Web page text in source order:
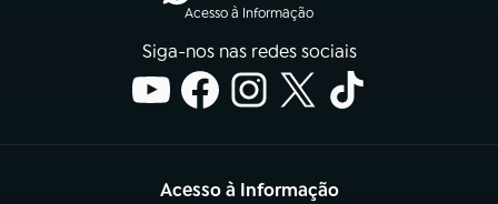
Acesso à Informação
Siga-nos nas redes sociais
Acesso à Informação